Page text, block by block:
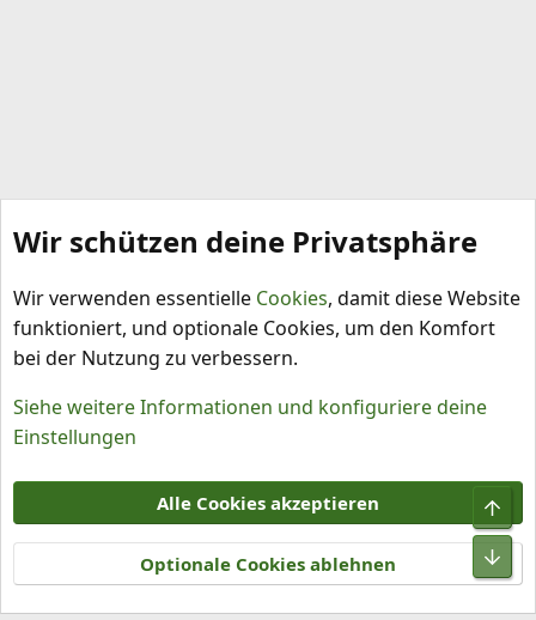
Schädlinge, Krankheiten, Pflanzenschutz
Nutzungsbedingungen
Datenschutz
Hilfe und Impressum
R
S
S
Community platform by XenForo® © 2010-2026 XenForo Ltd.
Wir schützen deine Privatsphäre
Wir verwenden essentielle Cookies, damit diese Website
funktioniert, und optionale Cookies, um den Komfort
bei der Nutzung zu verbessern.
Siehe weitere Informationen und konfiguriere deine
Einstellungen
Alle Cookies akzeptieren
Optionale Cookies ablehnen